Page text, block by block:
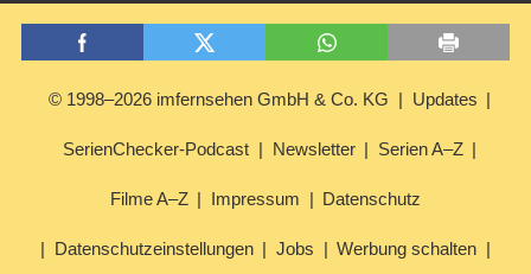
© 1998–2026 imfernsehen GmbH & Co. KG Updates
SerienChecker-Podcast Newsletter Serien A–Z
Filme A–Z Impressum Datenschutz
Datenschutzeinstellungen Jobs Werbung schalten